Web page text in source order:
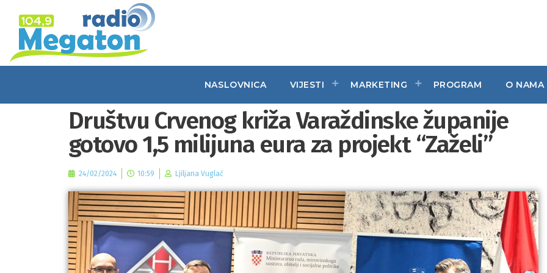
NASLOVNICA VIJESTI MARKETING PROGRAM O NAMA
Društvu Crvenog križa Varaždinske županije
gotovo 1,5 milijuna eura za projekt “Zaželi”
24/02/2024 10:59 Ljiljana Vuglač